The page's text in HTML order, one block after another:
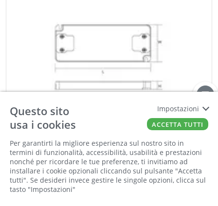
METALIGHT
Cod:00522243 Cod For:SS30-24VF
Cod Tec:6.DLE.A30-24
−
Questo sito
usa i cookies
Per garantirti la migliore esperienza sul nostro sito in
termini di funzionalità, accessibilità, usabilità e prestazioni
nonché per ricordare le tue preferenze, ti invitiamo ad
installare i cookie opzionali cliccando sul pulsante "Accetta
tutti". Se desideri invece gestire le singole opzioni, clicca sul
tasto "Impostazioni"
Impostazioni
ACCETTA TUTTI